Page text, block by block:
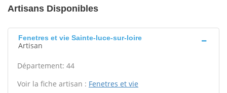
Artisans Disponibles
Fenetres et vie Sainte-luce-sur-loire
Artisan
Département: 44
Voir la fiche artisan : Fenetres et vie